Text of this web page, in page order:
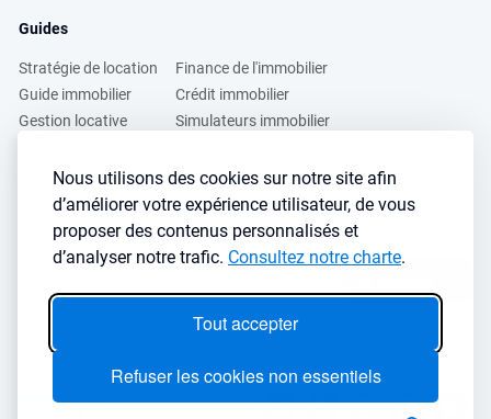
Nous utilisons des cookies sur notre site afin
d’améliorer votre expérience utilisateur, de vous
proposer des contenus personnalisés et
d’analyser notre trafic. Consultez notre charte.
Tout accepter
Refuser les cookies non essentiels
Guides
Stratégie de location
Guide immobilier
Gestion locative
Finance de l'immobilier
Crédit immobilier
Simulateurs immobilier
Vous voulez apprendre à investir dans l’immobilier ?
Inscrivez vous à notre newsletter gratuite :